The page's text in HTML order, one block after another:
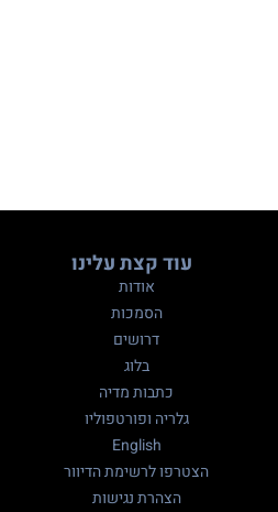
עוד קצת עלינו
אודות
הסמכות
דרושים
בלוג
כתבות מדיה
גלריה ופורטפוליו
English
הצטרפו לרשימת הדיוור
הצהרת נגישות